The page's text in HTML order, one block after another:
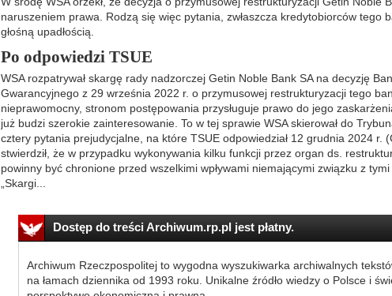
naruszeniem prawa. Rodzą się więc pytania, zwłaszcza kredytobiorców tego
głośną upadłością.
Po odpowiedzi TSUE
WSA rozpatrywał skargę rady nadzorczej Getin Noble Bank SA na decyzję
Gwarancyjnego z 29 września 2022 r. o przymusowej restrukturyzacji tego
nieprawomocny, stronom postępowania przysługuje prawo do jego
już budzi szerokie zainteresowanie. To w tej sprawie WSA skierował do
cztery pytania prejudycjalne, na które TSUE odpowiedział 12 grudnia 2024 r.
stwierdził, że w przypadku wykonywania kilku funkcji przez organ ds.
powinny być chronione przed wszelkimi wpływami niemającymi związku z
„Skargi...
Dostęp do treści Archiwum.rp.pl jest płatny.
Archiwum Rzeczpospolitej to wygodna wyszukiwarka archiwalnych
na łamach dziennika od 1993 roku. Unikalne źródło wiedzy o Polsce i